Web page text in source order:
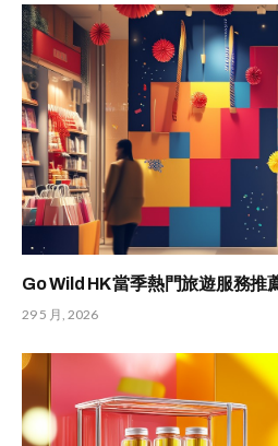
Go Wild HK 當季熱門旅遊服務推
29 5 月, 2026